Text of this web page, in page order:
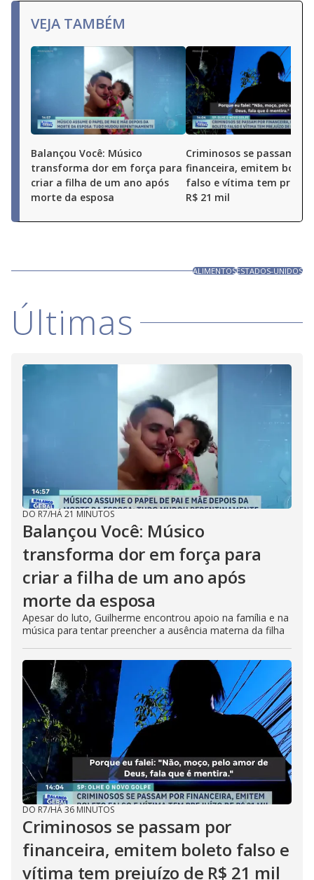
VEJA TAMBÉM
Balançou Você: Músico
transforma dor em força para
criar a filha de um ano após
morte da esposa
Criminosos se passam por
financeira, emitem boleto
falso e vítima tem
R$ 21 mil
ALIMENTOSESTADOS-UNIDOS
Últimas
DO R7/HÁ 21 MINUTOS
Balançou Você: Músico
transforma dor em força para
criar a filha de um ano após
morte da esposa
Apesar do luto, Guilherme encontrou apoio na família e na
música para tentar preencher a ausência materna da filha
DO R7/HÁ 36 MINUTOS
Criminosos se passam por
financeira, emitem boleto falso e
vítima tem prejuízo de R$ 21 mil